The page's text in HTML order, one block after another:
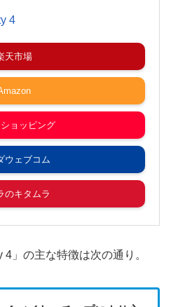
4
天市場
ョッピング
ウェブコム
のキタムラ
4」の主な特徴は次の通り。